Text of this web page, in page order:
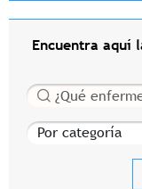
Encuentra aquí
Buscar
Por categoría